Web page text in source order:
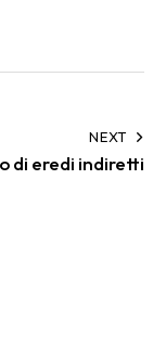
NEXT
di eredi indiretti